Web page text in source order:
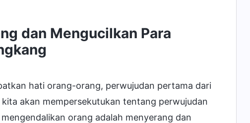
dan Mengucilkan Para
hati orang-orang, perwujudan pertama dari
akan mempersekutukan tentang perwujudan
orang adalah menyerang dan